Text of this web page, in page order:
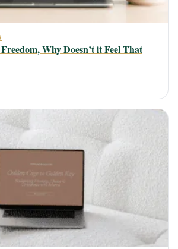
Why Doesn’t it Feel That